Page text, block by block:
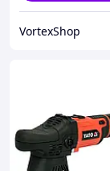
VortexShop